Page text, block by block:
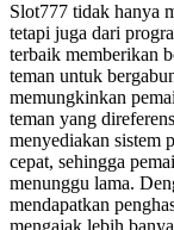
Slot777 tidak hanya
tetapi juga dari
terbaik memberikan
teman untuk
memungkinkan
teman yang
menyediakan sistem
cepat, sehingga
menunggu lama.
mendapatkan